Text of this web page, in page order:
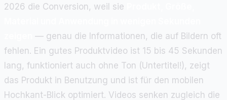
2026 die Conversion, weil sie
— genau die Informationen, die auf Bildern oft
fehlen. Ein gutes Produktvideo ist 15 bis 45 Sekunden
lang, funktioniert auch ohne Ton (Untertitel!), zeigt
das Produkt in Benutzung und ist für den mobilen
Hochkant-Blick optimiert. Videos senken zugleich die